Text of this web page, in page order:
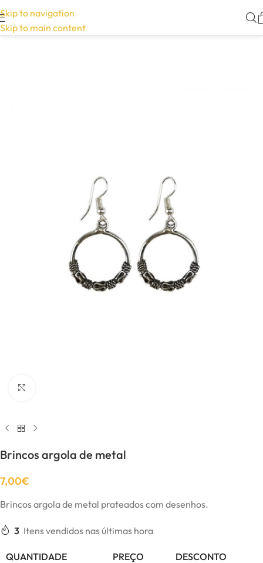
Skip to navigation
Skip to main content
Brincos argola de metal
7,00€
Brincos argola de metal prateados com desenhos.
3 Itens vendidos nas últimas hora
QUANTIDADE PREÇO DESCONTO